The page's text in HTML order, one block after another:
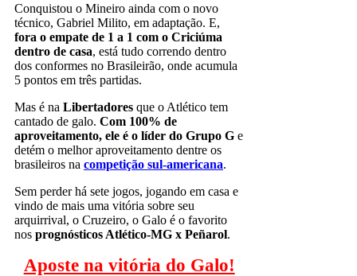
Conquistou o Mineiro ainda com o novo
técnico, Gabriel Milito, em adaptação. E,
fora o empate de 1 a 1 com o Criciúma
dentro de casa, está tudo correndo dentro
dos conformes no Brasileirão, onde acumula
5 pontos em três partidas.
Mas é na Libertadores que o Atlético tem
cantado de galo. Com 100% de
aproveitamento, ele é o líder do Grupo G e
detém o melhor aproveitamento dentre os
brasileiros na competição sul-americana.
Sem perder há sete jogos, jogando em casa e
vindo de mais uma vitória sobre seu
arquirrival, o Cruzeiro, o Galo é o favorito
nos prognósticos Atlético-MG x Peñarol.
Aposte na vitória do Galo!